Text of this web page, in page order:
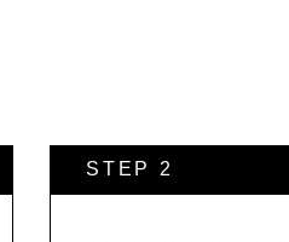
STEP 2